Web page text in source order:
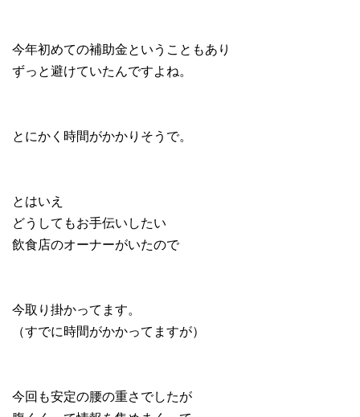
今年初めての補助金ということもあり
ずっと避けていたんですよね。
とにかく時間がかかりそうで。
とはいえ
どうしてもお手伝いしたい
飲食店のオーナーがいたので
今取り掛かってます。
（すでに時間がかかってますが）
今回も安定の腰の重さでしたが